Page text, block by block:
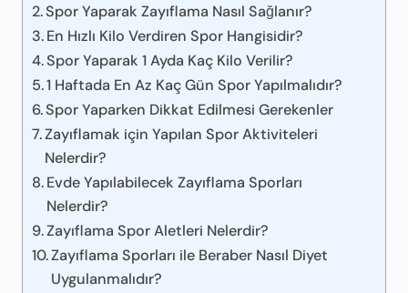
Spor Yaparak Zayıflama Nasıl Sağlanır?
En Hızlı Kilo Verdiren Spor Hangisidir?
Spor Yaparak 1 Ayda Kaç Kilo Verilir?
1 Haftada En Az Kaç Gün Spor Yapılmalıdır?
Spor Yaparken Dikkat Edilmesi Gerekenler
Zayıflamak için Yapılan Spor Aktiviteleri
Nelerdir?
Evde Yapılabilecek Zayıflama Sporları
Nelerdir?
Zayıflama Spor Aletleri Nelerdir?
Zayıflama Sporları ile Beraber Nasıl Diyet
Uygulanmalıdır?